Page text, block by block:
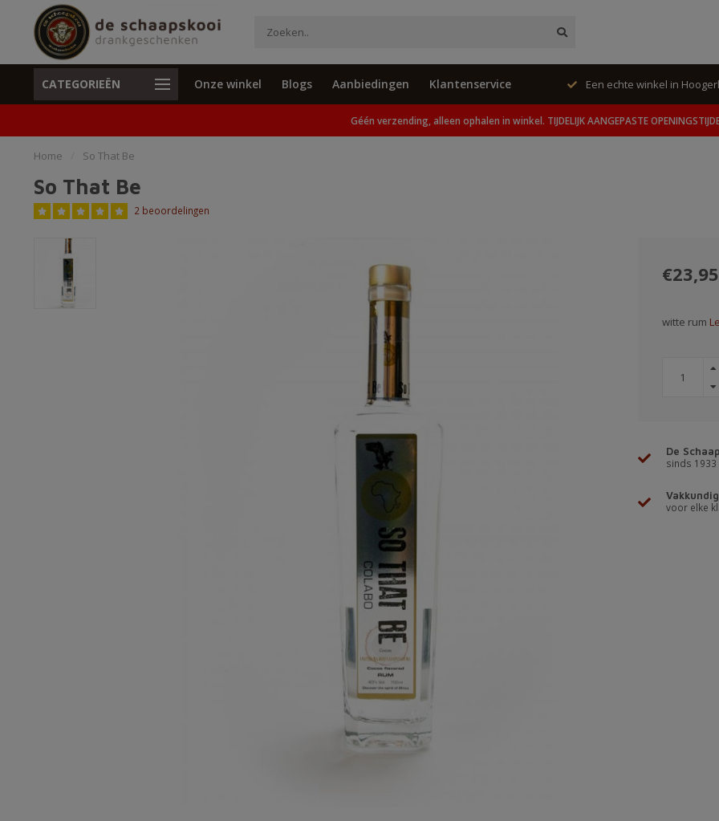
CATEGORIEËN Onze winkel Blogs Aanbiedingen Klantenservice
Unieke cadeaus en specials Geen verzending, alleen ophalen in winkel. Een echte winkel in
Géén verzending, alleen ophalen in winkel. TIJDELIJK AANGEPASTE
Home So That Be
So That Be
2 beoordelingen
€23,95
witte rum
De
sinds 1933
voor elke